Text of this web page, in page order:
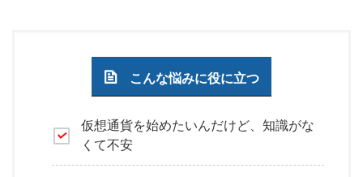
こんな悩みに役に立つ
仮想通貨を始めたいんだけど、知識がな
くて不安